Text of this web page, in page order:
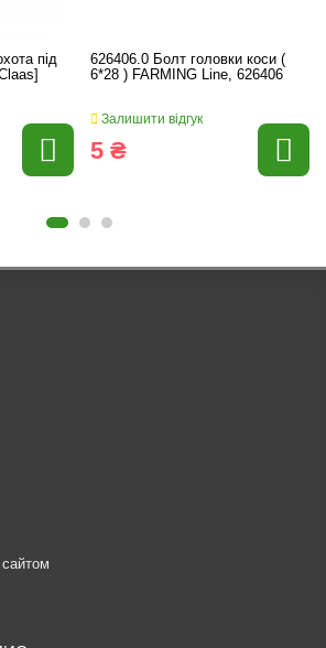
під
626406.0 Болт головки коси (
6*28 ) FARMING Line, 626406
Залишити відгук
5 ₴